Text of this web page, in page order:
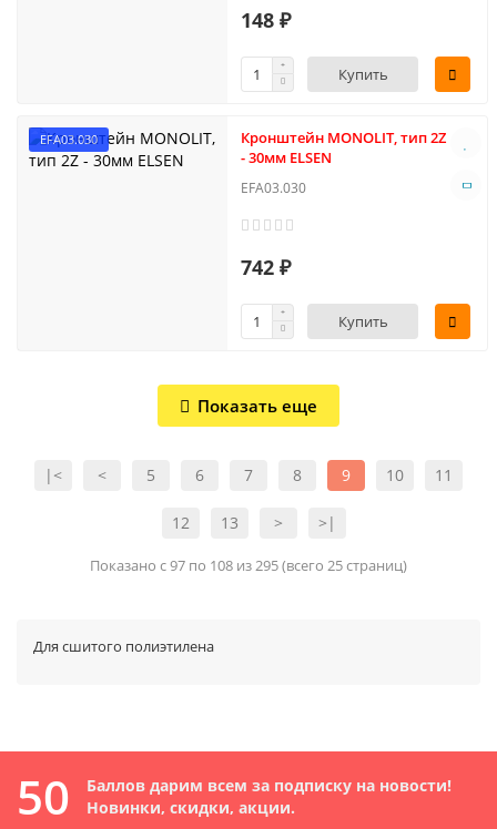
148 ₽
Купить
EFA03.030
Кронштейн MONОLIT, тип 2Z
- 30мм ELSEN
EFA03.030
742 ₽
Купить
Показать еще
|< < 5 6 7 8 9 10 11
12 13 > >|
Показано с 97 по 108 из 295 (всего 25 страниц)
Для сшитого полиэтилена
50
Баллов дарим всем за подписку на новости!
Новинки, скидки, акции.